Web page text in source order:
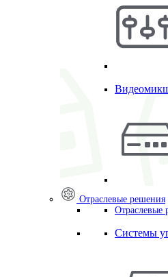
Отраслевые решения
Отраслевые
Системы